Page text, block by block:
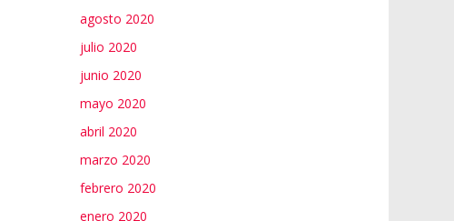
agosto 2020
julio 2020
junio 2020
mayo 2020
abril 2020
marzo 2020
febrero 2020
enero 2020